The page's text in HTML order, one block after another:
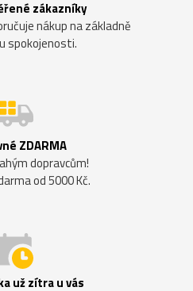
zákazníky
nákup na základně
spokojenosti.
ZDARMA
dopravcům!
od 5000 Kč.
už zítra u vás